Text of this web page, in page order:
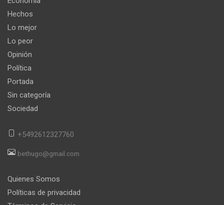
Hechos
Lo mejor
Lo peor
Opinión
Política
Portada
Sin categoría
Sociedad
+5492612327760
bethugo@gmail.com
Quienes Somos
Políticas de privacidad